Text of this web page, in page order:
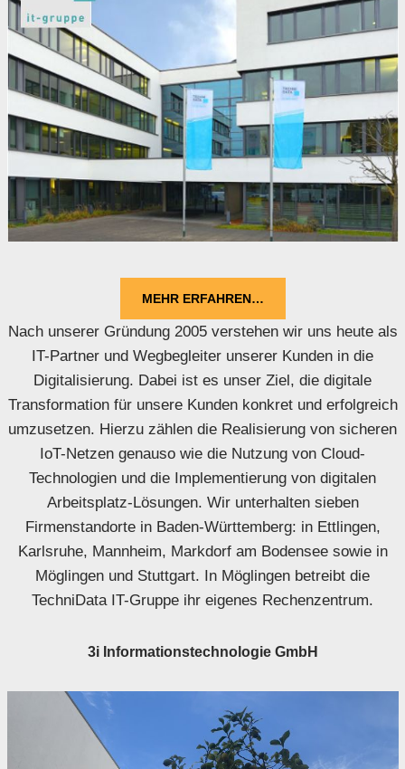
MEHR ERFAHREN…
Nach unserer Gründung 2005 verstehen wir uns heute als
IT-Partner und Wegbegleiter unserer Kunden in die
Digitalisierung. Dabei ist es unser Ziel, die digitale
Transformation für unsere Kunden konkret und erfolgreich
umzusetzen. Hierzu zählen die Realisierung von sicheren
IoT-Netzen genauso wie die Nutzung von Cloud-
Technologien und die Implementierung von digitalen
Arbeitsplatz-Lösungen. Wir unterhalten sieben
Firmenstandorte in Baden-Württemberg: in Ettlingen,
Karlsruhe, Mannheim, Markdorf am Bodensee sowie in
Möglingen und Stuttgart. In Möglingen betreibt die
TechniData IT-Gruppe ihr eigenes Rechenzentrum.
3i Informationstechnologie GmbH